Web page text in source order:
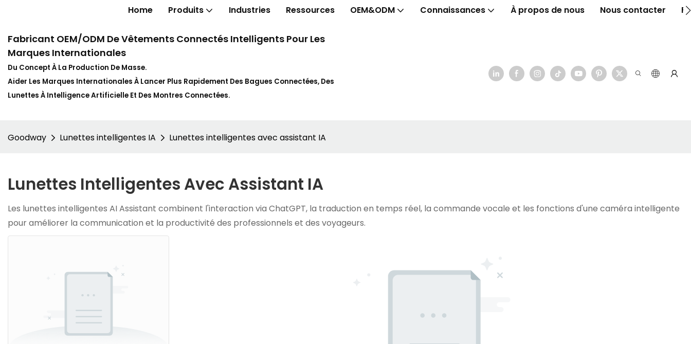
Home Produits Industries Ressources OEM&ODM Connaissances À propos de nous Nous contacter
Fabricant OEM/ODM De Vêtements Connectés Intelligents Pour Les
Marques Internationales
Du Concept À La Production De Masse.
Aider Les Marques Internationales À Lancer Plus Rapidement Des Bagues Connectées, Des
Lunettes À Intelligence Artificielle Et Des Montres Connectées.
Goodway Lunettes intelligentes IA Lunettes intelligentes avec assistant IA
Lunettes Intelligentes Avec Assistant IA
Les lunettes intelligentes AI Assistant combinent l'interaction via ChatGPT, la traduction en temps réel, la commande vocale et les fonctions d'une caméra intelligente
pour améliorer la communication et la productivité des professionnels et des voyageurs.